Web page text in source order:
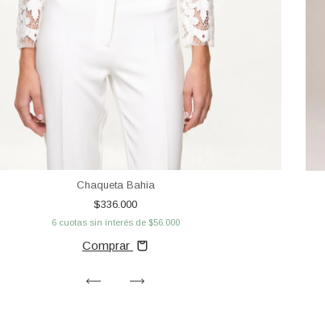
Chaqueta Bahia
$336.000
6 cuotas sin interés de $56.000
Comprar